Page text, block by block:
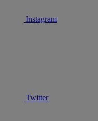
Instagram
Twitter